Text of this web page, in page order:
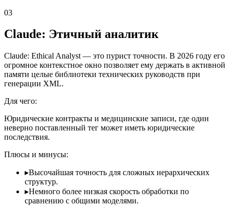
03
Claude: Этичный аналитик
Claude: Ethical Analyst — это пурист точности. В 2026 году его
огромное контекстное окно позволяет ему держать в активной
памяти целые библиотеки технических руководств при
генерации XML.
Для чего:
Юридические контракты и медицинские записи, где один
неверно поставленный тег может иметь юридические
последствия.
Плюсы и минусы:
▸Высочайшая точность для сложных иерархических
структур.
▸Немного более низкая скорость обработки по
сравнению с общими моделями.